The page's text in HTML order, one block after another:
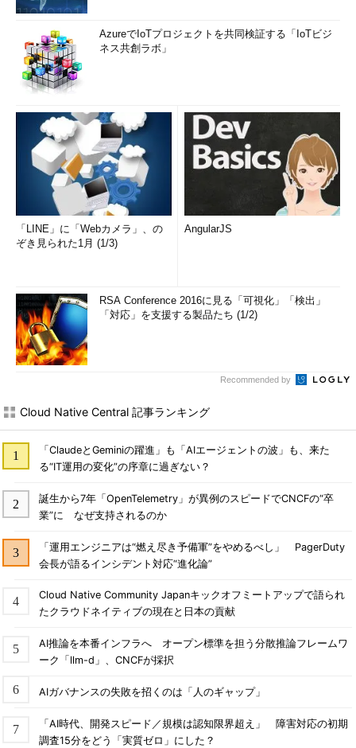
AzureでIoTプロジェクトを共同検証する「IoTビジ
ネス共創ラボ」
「LINE」に「Webカメラ」、の
ぞき見られた1月 (1/3)
AngularJS
RSA Conference 2016に見る「可視化」「検出」
「対応」を支援する製品たち (1/2)
Recommended by
Cloud Native Central 記事ランキング
「ClaudeとGeminiの躍進」も「AIエージェントの波」も、来た
る“IT運用の変化”の序章に過ぎない？
誕生から7年「OpenTelemetry」が異例のスピードでCNCFの“卒
業”に なぜ支持されるのか
「運用エンジニアは“燃え尽き予備軍”をやめるべし」 PagerDuty
会長が語るインシデント対応“進化論”
Cloud Native Community Japanキックオフミートアップで語られ
たクラウドネイティブの現在と日本の貢献
AI推論を本番インフラへ オープン標準を担う分散推論フレームワ
ーク「llm-d」、CNCFが採択
AIガバナンスの失敗を招くのは「人のギャップ」
「AI時代、開発スピード／規模は認知限界超え」 障害対応の初期
調査15分をどう「実質ゼロ」にした？